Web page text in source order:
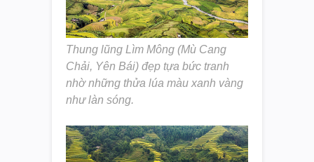
Thung lũng Lìm Mông (Mù Cang
Chải, Yên Bái) đẹp tựa bức tranh
nhờ những thửa lúa màu xanh vàng
như làn sóng.